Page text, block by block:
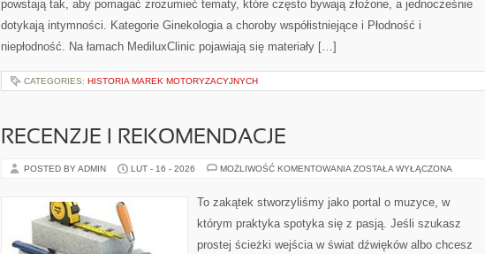
powstają tak, aby pomagać zrozumieć tematy, które często bywają złożone, a jednocześnie
dotykają intymności. Kategorie Ginekologia a choroby współistniejące i Płodność i
niepłodność. Na łamach MediluxClinic pojawiają się materiały […]
CATEGORIES: HISTORIA MAREK MOTORYZACYJNYCH
RECENZJE I REKOMENDACJE
POSTED BY ADMIN LUT - 16 - 2026 MOŻLIWOŚĆ KOMENTOWANIA RECENZJE
ZOSTAŁA WYŁĄCZONA
To zakątek stworzyliśmy jako portal o muzyce, w
którym praktyka spotyka się z pasją. Jeśli szukasz
prostej ścieżki wejścia w świat dźwięków albo chcesz